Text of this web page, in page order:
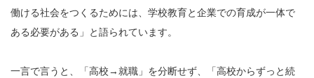
働ける社会をつくるためには、学校教育と企業での育成が一体で
ある必要がある」と語られています。
一言で言うと、「高校→就職」を分断せず、「高校からずっと続